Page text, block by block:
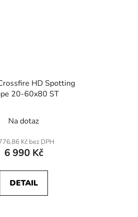
HD Spotting
20-60x80 ST
Na dotaz
Kč bez DPH
6 990 Kč
DETAIL